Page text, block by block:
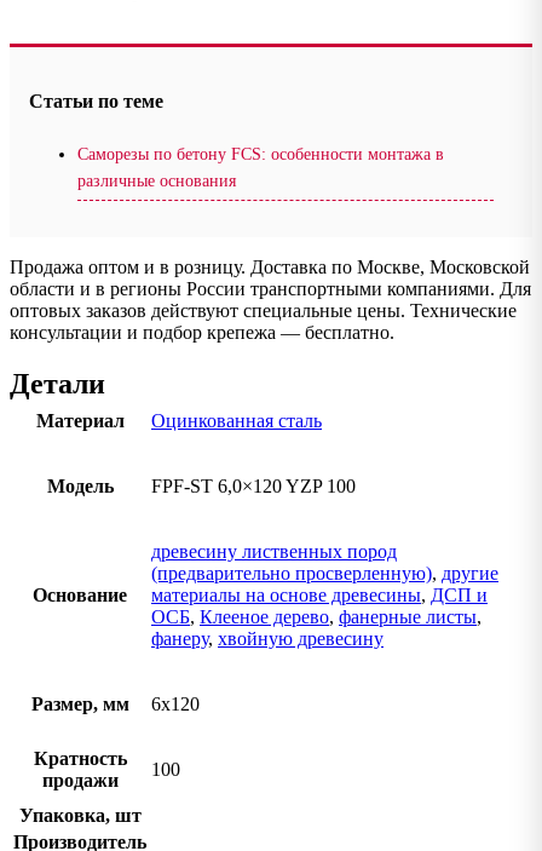
Статьи по теме
Саморезы по бетону FCS: особенности монтажа в
различные основания
Продажа оптом и в розницу. Доставка по Москве, Московской
области и в регионы России транспортными компаниями. Для
оптовых заказов действуют специальные цены. Технические
консультации и подбор крепежа — бесплатно.
Детали
Материал Оцинкованная сталь
Модель FPF-ST 6,0×120 YZP 100
Основание
древесину лиственных пород
(предварительно просверленную), другие
материалы на основе древесины, ДСП и
ОСБ, Клееное дерево, фанерные листы,
фанеру, хвойную древесину
Размер, мм 6х120
Кратность
продажи
100
Упаковка, шт
Производитель